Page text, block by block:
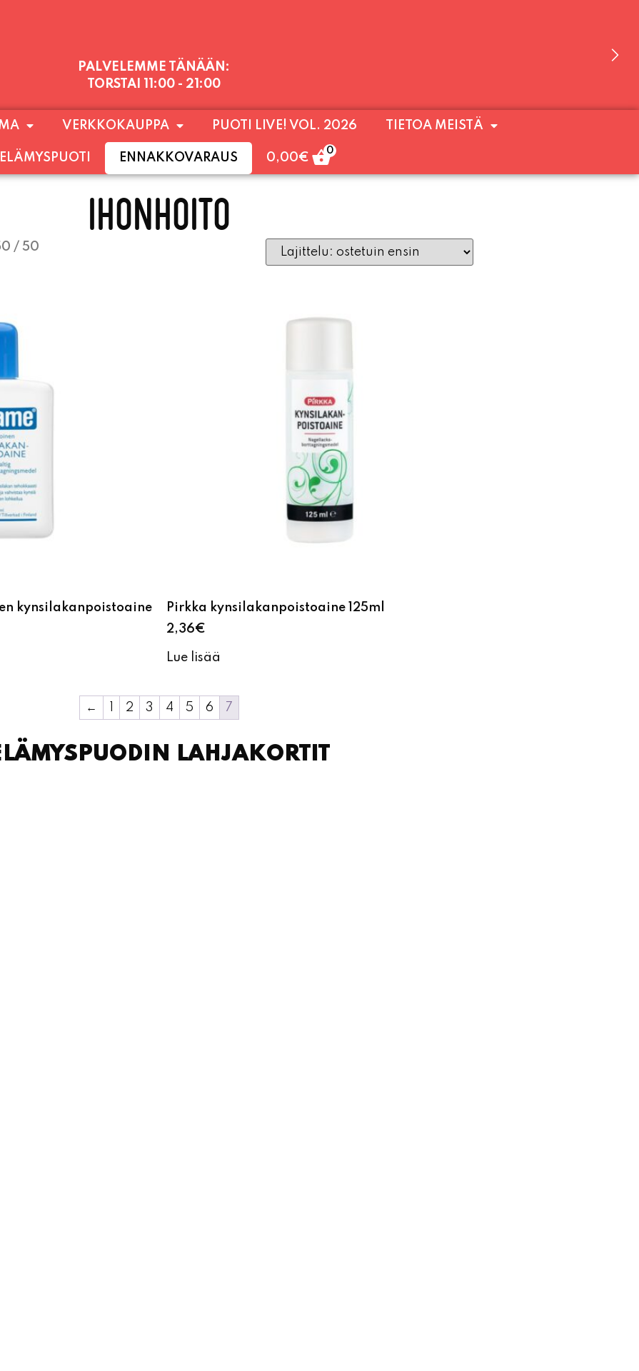
PALVELEMME TÄNÄÄN:
TORSTAI 11:00 - 21:00
SUNNUNTAIHIN 16.8. SAAKKA JONKA JÄLKEEN OLEMME AVOINNA VIIKONLOPPUISIN (PE-
LOPPUUN ASTI
LÄMPIMÄSTI TERVETULOA!
VERKKOKAUPPA PUOTI LIVE! VOL. 2026 TIETOA MEISTÄ
ELÄMYSPUOTI ENNAKKOVARAUS 0,00€
0
IHONHOITO
/ 50
kynsilakanpoistoaine
Pirkka kynsilakanpoistoaine 125ml
2,36€
Lue lisää
← 1 2 3 4 5 6 7
LAHJAKORTIT